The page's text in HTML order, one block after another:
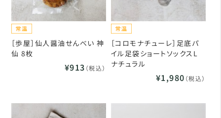
［歩屋］仙人醤油せんべい 神
仙 8枚
¥913 （税込）
［コロモナチューレ］足底パ
イル足袋ショートソックスL
ナチュラル
¥1,980 （税込）